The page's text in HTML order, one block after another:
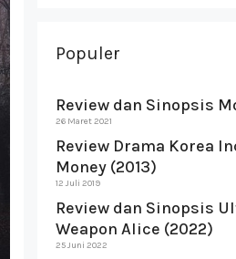
Populer
Review dan Sinopsis
26 Maret 2021
Review Drama Korea
Money (2013)
12 Juli 2019
Review dan Sinopsis
Weapon Alice (2022)
25 Juni 2022